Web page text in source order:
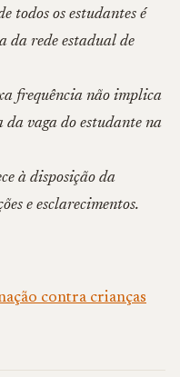
todos os estudantes é
da rede estadual de
frequência não implica
da vaga do estudante na
à disposição da
e esclarecimentos.
contra crianças